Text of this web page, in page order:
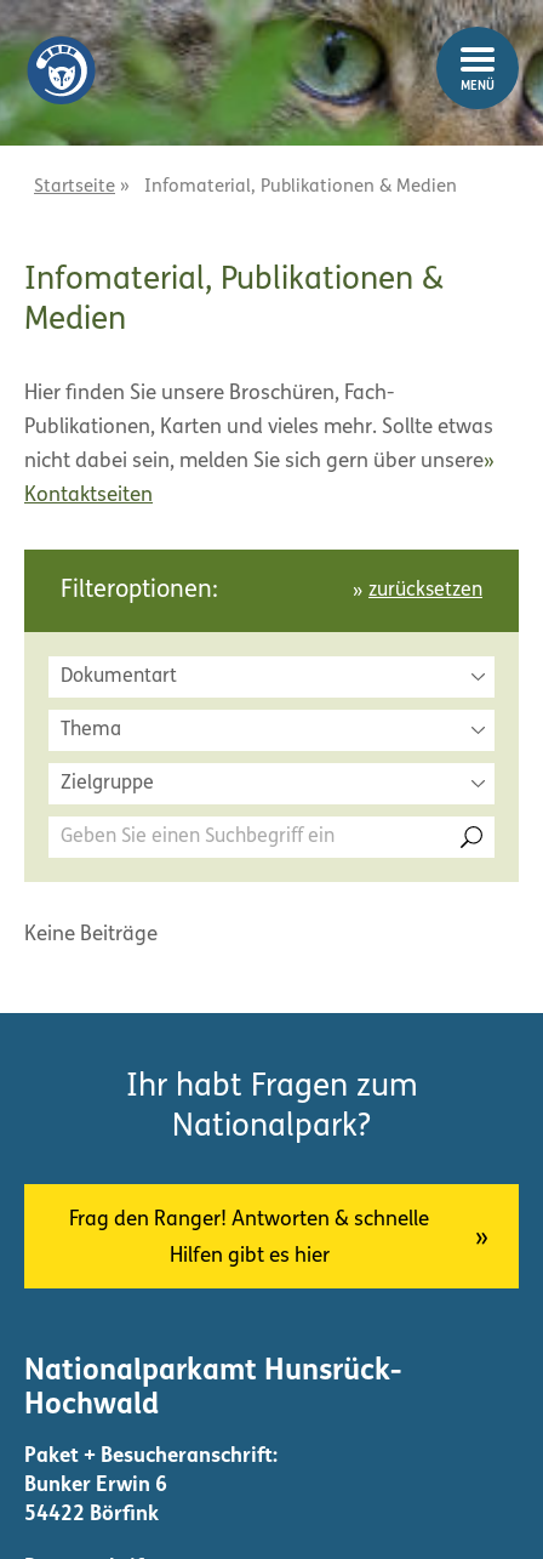
u
I
n
u
H
a
MENÜ
Startseite » Infomaterial, Publikationen & Medien
Infomaterial, Publikationen &
Medien
Hier finden Sie unsere Broschüren, Fach-
Publikationen, Karten und vieles mehr. Sollte etwas
nicht dabei sein, melden Sie sich gern über unsere
Kontaktseiten
Filteroptionen: zurücksetzen
Dokumentart
Thema
Zielgruppe
Keine Beiträge
Ihr habt Fragen zum
Nationalpark?
Frag den Ranger! Antworten & schnelle
Hilfen gibt es hier
Nationalparkamt Hunsrück-
Hochwald
Bunker Erwin 6
54422 Börfink